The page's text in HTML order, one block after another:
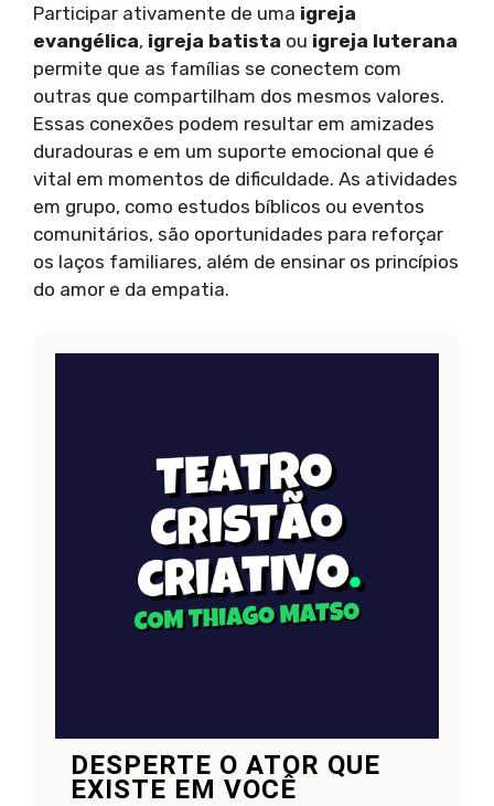
Participar ativamente de uma igreja
evangélica, igreja batista ou igreja luterana
permite que as famílias se conectem com
outras que compartilham dos mesmos valores.
Essas conexões podem resultar em amizades
duradouras e em um suporte emocional que é
vital em momentos de dificuldade. As atividades
em grupo, como estudos bíblicos ou eventos
comunitários, são oportunidades para reforçar
os laços familiares, além de ensinar os princípios
do amor e da empatia.
DESPERTE O ATOR QUE
EXISTE EM VOCÊ